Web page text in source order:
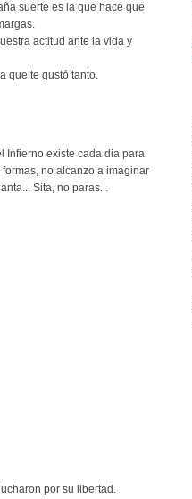
suerte es la que hace que
actitud ante la vida y
que te gustó tanto.
Infierno existe cada dia para
no alcanzo a imaginar
Sita, no paras...
por su libertad.